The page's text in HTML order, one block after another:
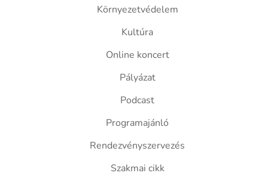
Környezetvédelem
Kultúra
Online koncert
Pályázat
Podcast
Programajánló
Rendezvényszervezés
Szakmai cikk